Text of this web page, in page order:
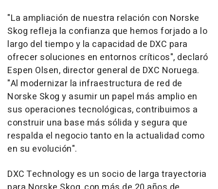
"La ampliación de nuestra relación con Norske
Skog refleja la confianza que hemos forjado a lo
largo del tiempo y la capacidad de DXC para
ofrecer soluciones en entornos críticos", declaró
Espen Olsen, director general de DXC Noruega.
"Al modernizar la infraestructura de red de
Norske Skog y asumir un papel más amplio en
sus operaciones tecnológicas, contribuimos a
construir una base más sólida y segura que
respalda el negocio tanto en la actualidad como
en su evolución".
DXC Technology es un socio de larga trayectoria